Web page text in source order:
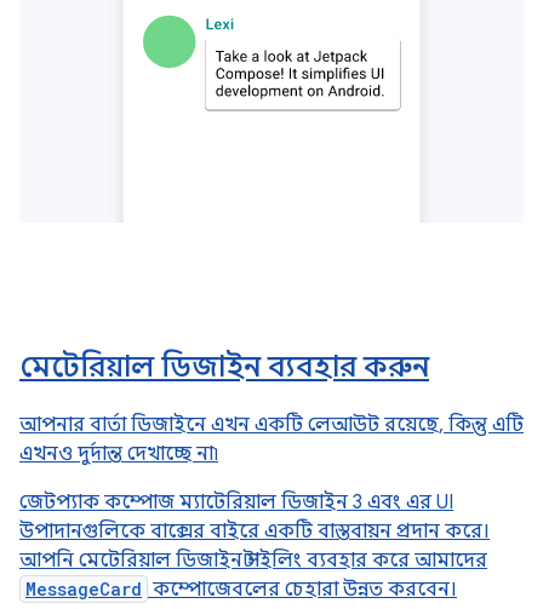
মেটেরিয়াল ডিজাইন ব্যবহার করুন
আপনার বার্তা ডিজাইনে এখন একটি লেআউট রয়েছে, কিন্তু এটি
এখনও দুর্দান্ত দেখাচ্ছে না৷
জেটপ্যাক কম্পোজ ম্যাটেরিয়াল ডিজাইন 3 এবং এর UI
উপাদানগুলিকে বাক্সের বাইরে একটি বাস্তবায়ন প্রদান করে।
আপনি মেটেরিয়াল ডিজাইন স্টাইলিং ব্যবহার করে আমাদের
MessageCard কম্পোজেবলের চেহারা উন্নত করবেন।